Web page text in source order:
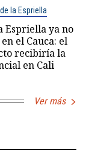
la Espriella
Espriella ya no
el Cauca: el
recibiría la
en Cali
Ver más